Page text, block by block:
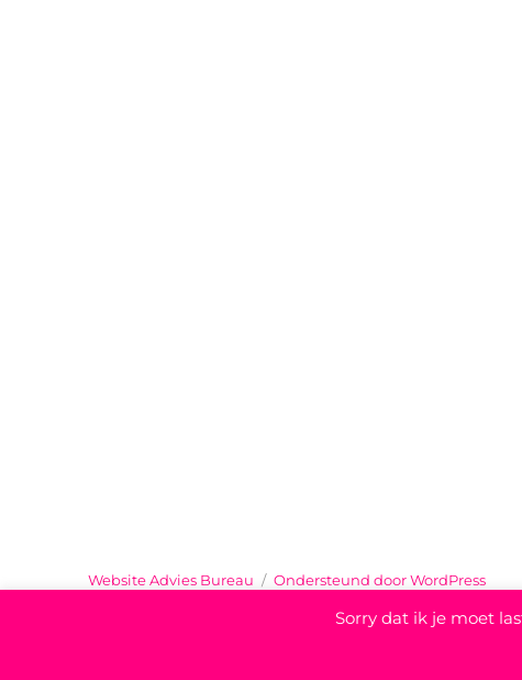
Website Advies Bureau
Ondersteund door WordPress
Privacy statementSorry dat ik je moet